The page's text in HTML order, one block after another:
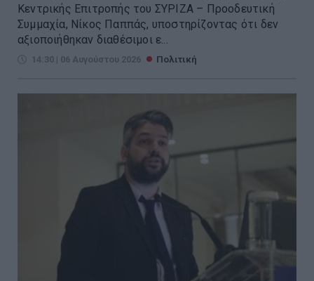
Κεντρικής Επιτροπής του ΣΥΡΙΖΑ – Προοδευτική
Συμμαχία, Νίκος Παππάς, υποστηρίζοντας ότι δεν
αξιοποιήθηκαν διαθέσιμοι ε...
14:30 | 06 Αυγούστου 2026 Πολιτική